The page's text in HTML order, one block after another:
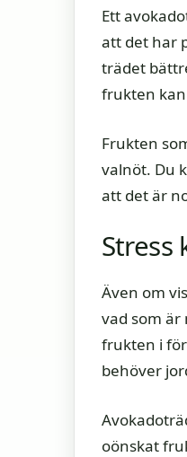
Ett
att det har
trädet
frukten
Frukten
valnöt. Du
att det är
Även om
vad som är
frukten i
behöver
oönskat